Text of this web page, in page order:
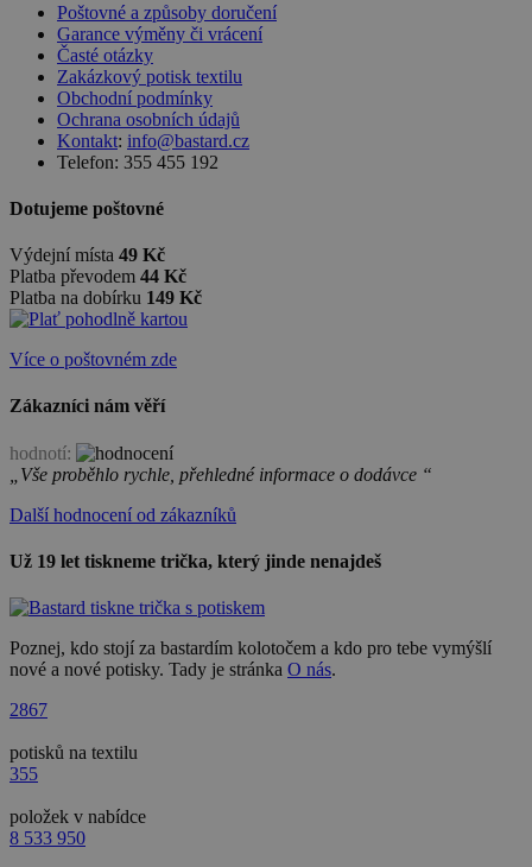
Poštovné a způsoby doručení
Garance výměny či vrácení
Časté otázky
Zakázkový potisk textilu
Obchodní podmínky
Ochrana osobních údajů
Kontakt: info@bastard.cz
Telefon: 355 455 192
Dotujeme poštovné
Výdejní místa 49 Kč
Platba převodem 44 Kč
Platba na dobírku 149 Kč
Více o poštovném zde
Zákazníci nám věří
hodnotí:
„Vše proběhlo rychle, přehledné informace o dodávce “
Další hodnocení od zákazníků
Už 19 let tiskneme trička, který jinde nenajdeš
Poznej, kdo stojí za bastardím kolotočem a kdo pro tebe vymýšlí
nové a nové potisky. Tady je stránka O nás.
2867
potisků na textilu
355
položek v nabídce
8 533 950